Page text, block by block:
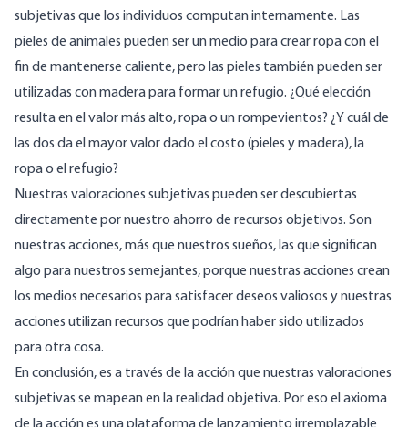
subjetivas que los individuos computan internamente. Las
pieles de animales pueden ser un medio para crear ropa con el
fin de mantenerse caliente, pero las pieles también pueden ser
utilizadas con madera para formar un refugio. ¿Qué elección
resulta en el valor más alto, ropa o un rompevientos? ¿Y cuál de
las dos da el mayor valor dado el costo (pieles y madera), la
ropa o el refugio?
Nuestras valoraciones subjetivas pueden ser descubiertas
directamente por nuestro ahorro de recursos objetivos. Son
nuestras acciones, más que nuestros sueños, las que significan
algo para nuestros semejantes, porque nuestras acciones crean
los medios necesarios para satisfacer deseos valiosos y nuestras
acciones utilizan recursos que podrían haber sido utilizados
para otra cosa.
En conclusión, es a través de la acción que nuestras valoraciones
subjetivas se mapean en la realidad objetiva. Por eso el axioma